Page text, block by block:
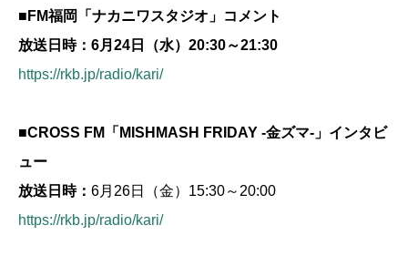
■FM福岡「ナカニワスタジオ」コメント
放送日時：6月24日（水）20:30～21:30
https://rkb.jp/radio/kari/
■CROSS FM「MISHMASH FRIDAY -金ズマ-」インタビ
ュー
放送日時： 6月26日（金）15:30～20:00
https://rkb.jp/radio/kari/